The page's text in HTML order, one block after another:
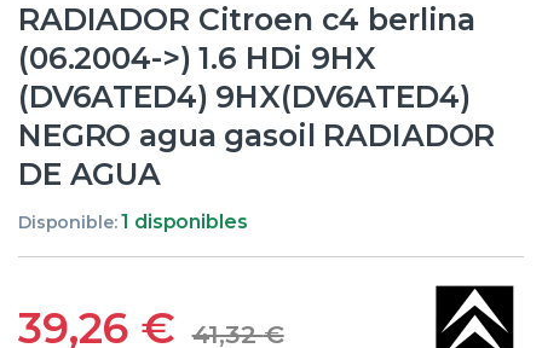
RADIADOR Citroen c4 berlina
(06.2004->) 1.6 HDi 9HX
(DV6ATED4) 9HX(DV6ATED4)
NEGRO agua gasoil RADIADOR
DE AGUA
Disponible:1 disponibles
39,26 € 41,32€